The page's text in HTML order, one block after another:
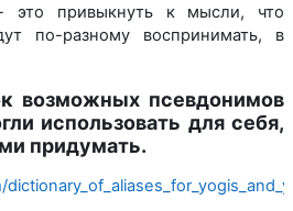
- это привыкнуть к мысли, что
по-разному воспринимать, в
возможных псевдонимов
использовать для себя,
придумать.